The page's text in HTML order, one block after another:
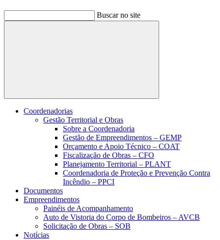
Buscar no site
Buscar
Coordenadorias
Gestão Territorial e Obras
Sobre a Coordenadoria
Gestão de Empreendimentos – GEMP
Orçamento e Apoio Técnico – COAT
Fiscalização de Obras – CFO
Planejamento Territorial – PLANT
Coordenadoria de Proteção e Prevenção Contra
Incêndio – PPCI
Documentos
Empreendimentos
Painéis de Acompanhamento
Auto de Vistoria do Corpo de Bombeiros – AVCB
Solicitação de Obras – SOB
Notícias